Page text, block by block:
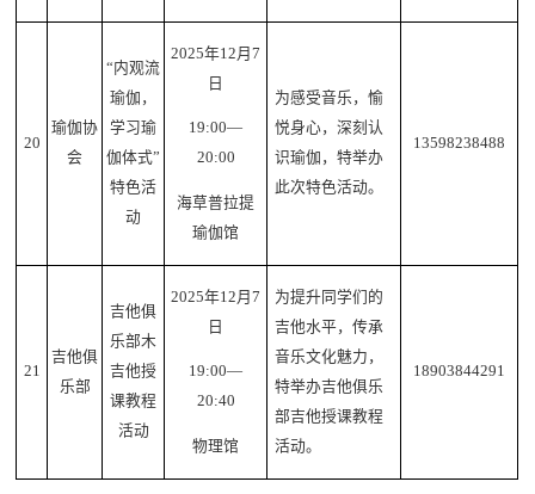
20
瑜伽协
会
“内观流
瑜伽，
学习瑜
伽体式”
特色活
动
2025年12月7
日
19:00—
20:00
海草普拉提
瑜伽馆
为感受音乐，愉
悦身心，深刻认
识瑜伽，特举办
此次特色活动。
13598238488
21
吉他俱
乐部
吉他俱
乐部木
吉他授
课教程
活动
2025年12月7
日
19:00—
20:40
物理馆
为提升同学们的
吉他水平，传承
音乐文化魅力，
特举办吉他俱乐
部吉他授课教程
活动。
18903844291